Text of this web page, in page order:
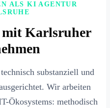
ALS KI AGENTUR
mit Karlsruher
substanziell und
Wir arbeiten
Ökosystems: methodisch